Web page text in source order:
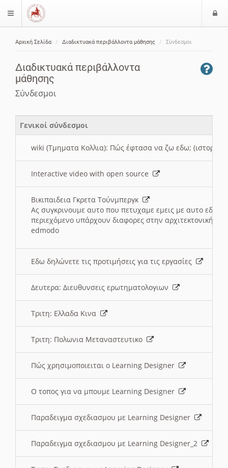
$langMenu
Αρχική Σελίδα Διαδικτυακά περιβάλλοντα μάθησης Σύνδεσμοι
Διαδικτυακά περιβάλλοντα
μάθησης
Σύνδεσμοι
Γενικοί σύνδεσμοι
wiki (Τμηματα Κολλια): Πώς έφτασα να ζω εδω; (ιστορια)
Interactive video with open source
Βικιπαιδεια Γκρετα Τούνμπεργκ
Ας συγκρινουμε αυτο που πετυχαμε εμεις με αυτο εδω
περιεχόμενο υπάρχουν διαφορες στην αρχιτεκτονική
edmodo
Εδω δηλώνετε τις προτιμήσεις για τις εργασίες
Δευτερα: Διευθυνσεις ερωτηματολογιων
Τριτη: Ελλαδα Κινα
Τριτη: Πολωνια Μεταναστευτικο
Πώς χρησιμοποιειται ο Learning Designer
O τοπος για να μπουμε Learning Designer
Παραδειγμα σχεδιασμου με Learning Designer
Παραδειγμα σχεδιασμου με Learning Designer_2